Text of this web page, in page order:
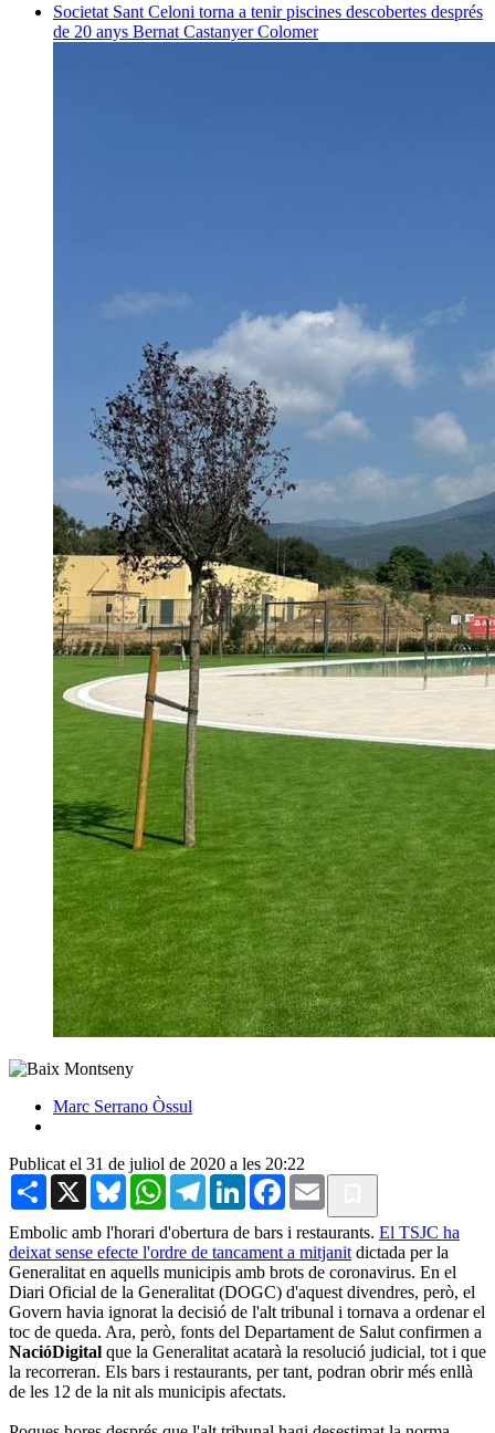
Societat Sant Celoni torna a tenir piscines descobertes després
de 20 anys Bernat Castanyer Colomer
Marc Serrano Òssul
Publicat el 31 de juliol de 2020 a les 20:22
Share X BlueskyWhatsAppTelegramLinkedInFacebook
Email
Embolic amb l'horari d'obertura de bars i restaurants. El TSJC ha
deixat sense efecte l'ordre de tancament a mitjanit dictada per la
Generalitat en aquells municipis amb brots de coronavirus. En el
Diari Oficial de la Generalitat (DOGC) d'aquest divendres, però, el
Govern havia ignorat la decisió de l'alt tribunal i tornava a ordenar el
toc de queda. Ara, però, fonts del Departament de Salut confirmen a
NacióDigital que la Generalitat acatarà la resolució judicial, tot i que
la recorreran. Els bars i restaurants, per tant, podran obrir més enllà
de les 12 de la nit als municipis afectats.